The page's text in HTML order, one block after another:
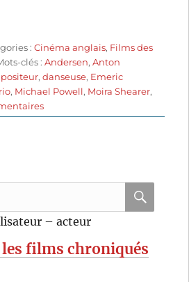
:Cinéma anglais, Films des
clés :Andersen,Anton
,danseuse, Emeric
, Michael Powell, Moira Shearer,
sur
Les
et
Pressburger
– acteur
films chroniqués